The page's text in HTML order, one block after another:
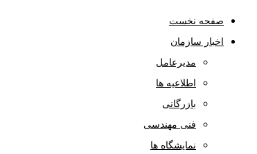
صفحه نخست
اخبار سازمان
مدیرعامل
اطلاعیه ها
بازرگانی
فنی مهندسی
نمایشگاه ها